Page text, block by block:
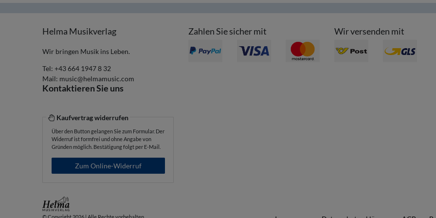
Helma Musikverlag
Wir bringen Musik ins Leben.
Tel: +43 664 1947 8 32
Mail: music@helmamusic.com
Kontaktieren Sie uns
Kaufvertrag widerrufen
Über den Button gelangen Sie zum Formular. Der
Widerruf ist formfrei und ohne Angabe von
Gründen möglich. Bestätigung folgt per E-Mail.
Zum Online-Widerruf
Zahlen Sie sicher mit Wir versenden mit
© Copyright 2026 | Alle Rechte vorbehalten.